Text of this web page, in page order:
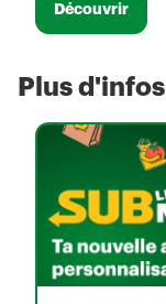
Découvrir
Plus d'infos